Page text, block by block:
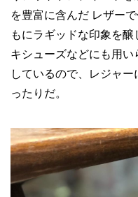
を豊富に含んだ レザー
もにラギッドな印象を
キシューズなどにも用
しているので、レジャ
ったりだ。